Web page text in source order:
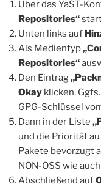
Über das YaST-
Repositories“
Unten links auf
Als Medientyp
Repositories“
Den Eintrag
Okay klicken.
GPG-Schlüssel
Dann in der Liste
und die Priorität
Pakete bevorzugt
NON-OSS wie
Abschließend auf